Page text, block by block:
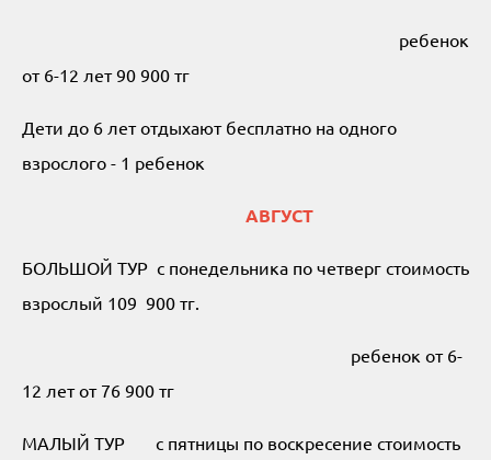
ребенок
от 6-12 лет 90 900 тг
Дети до 6 лет отдыхают бесплатно на одного
взрослого - 1 ребенок
АВГУСТ
БОЛЬШОЙ ТУР с понедельника по четверг стоимость
взрослый 109 900 тг.
ребенок от 6-
12 лет от 76 900 тг
МАЛЫЙ ТУР с пятницы по воскресение стоимость